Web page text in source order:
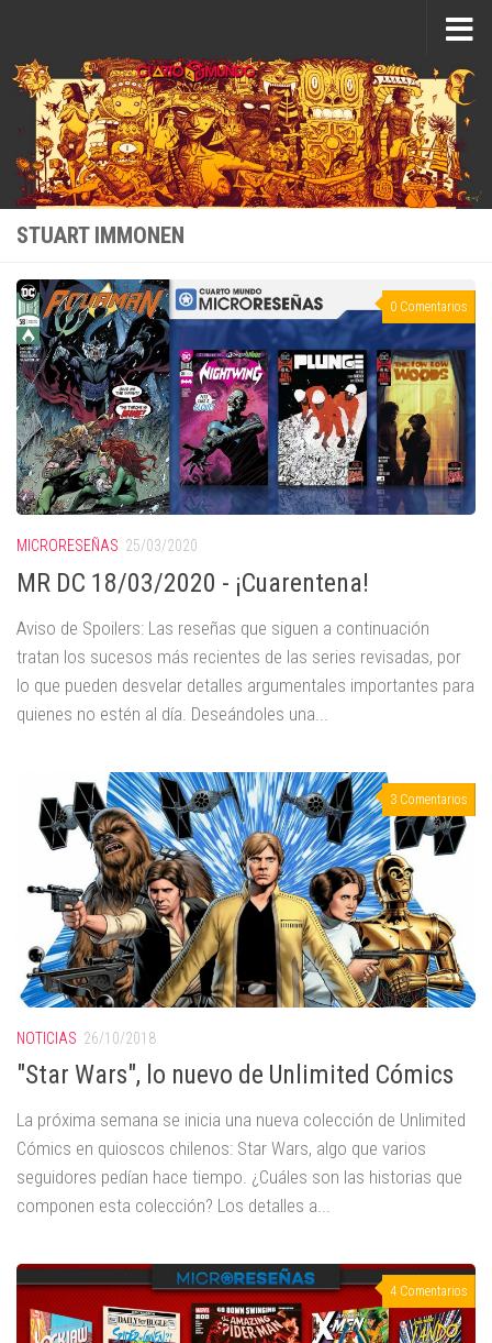
STUART IMMONEN
0 Comentarios
MICRORESEÑAS 25/03/2020
MR DC 18/03/2020 - ¡Cuarentena!
Aviso de Spoilers: Las reseñas que siguen a continuación
tratan los sucesos más recientes de las series revisadas, por
lo que pueden desvelar detalles argumentales importantes para
quienes no estén al día. Deseándoles una...
3 Comentarios
NOTICIAS 26/10/2018
"Star Wars", lo nuevo de Unlimited Cómics
La próxima semana se inicia una nueva colección de Unlimited
Cómics en quioscos chilenos: Star Wars, algo que varios
seguidores pedían hace tiempo. ¿Cuáles son las historias que
componen esta colección? Los detalles a...
4 Comentarios